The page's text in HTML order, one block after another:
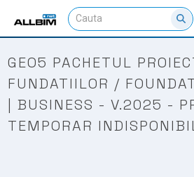
GEO5 PACHETUL
FUNDATIILOR /
| BUSINESS - V.2025 -
TEMPORAR